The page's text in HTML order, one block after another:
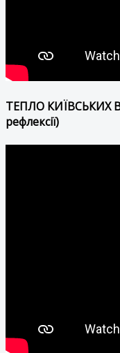
ТЕПЛО КИЇВСЬКИХ
рефлексії)